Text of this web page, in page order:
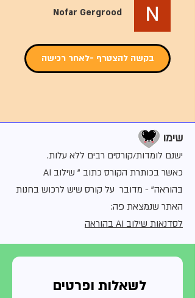
Nofar Gergrood
בקשה להצטרף -לאחר רכישה
שימו
ישנם לומדות/קורסים רבים ללא עלות.
כאשר בכותרת הקורס כתוב " שילוב AI
בהוראה" - מדובר על קורס שיש לרכוש בחנות
האתר שנמצאת פה:
לסדנאות שילוב AI בהוראה